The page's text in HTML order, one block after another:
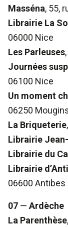
Masséna, 55,
Librairie La
06000 Nice
Les Parleuses
Journées
06100 Nice
Un moment
06250
La Briqueterie
Librairie
Librairie du
Librairie
06600 Antibes
07 — Ardèche
La Parenthèse